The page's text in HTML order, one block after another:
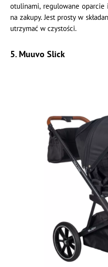
otulinami, regulowane oparcie
na zakupy. Jest prosty w
utrzymać w czystości.
5. Muuvo Slick